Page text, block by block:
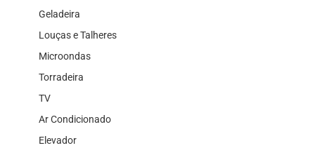
Geladeira
Louças e Talheres
Microondas
Torradeira
TV
Ar Condicionado
Elevador